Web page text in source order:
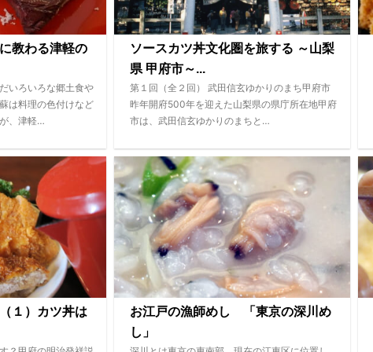
教わる津軽の
いろいろな郷土食や
は料理の色付けなど
、津軽…
ソースカツ丼文化圏を旅する ～山梨
県 甲府市～...
第１回（全２回） 武田信玄ゆかりのまち甲府市
昨年開府500年を迎えた山梨県の県庁所在地甲府
市は、武田信玄ゆかりのまちと…
１）カツ丼は
お江戸の漁師めし 「東京の深川め
し」